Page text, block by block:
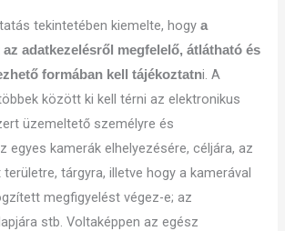
tekintetében kiemelte, hogya
adatkezelésről megfelelő, átlátható és
formában kell tájékoztatni. A
között ki kell térni az elektronikus
üzemeltető személyre és
egyes kamerák elhelyezésére, céljára, az
tárgyra, illetve hogy a kamerával
megfigyelést végez-e; az
stb. Voltaképpen az egész